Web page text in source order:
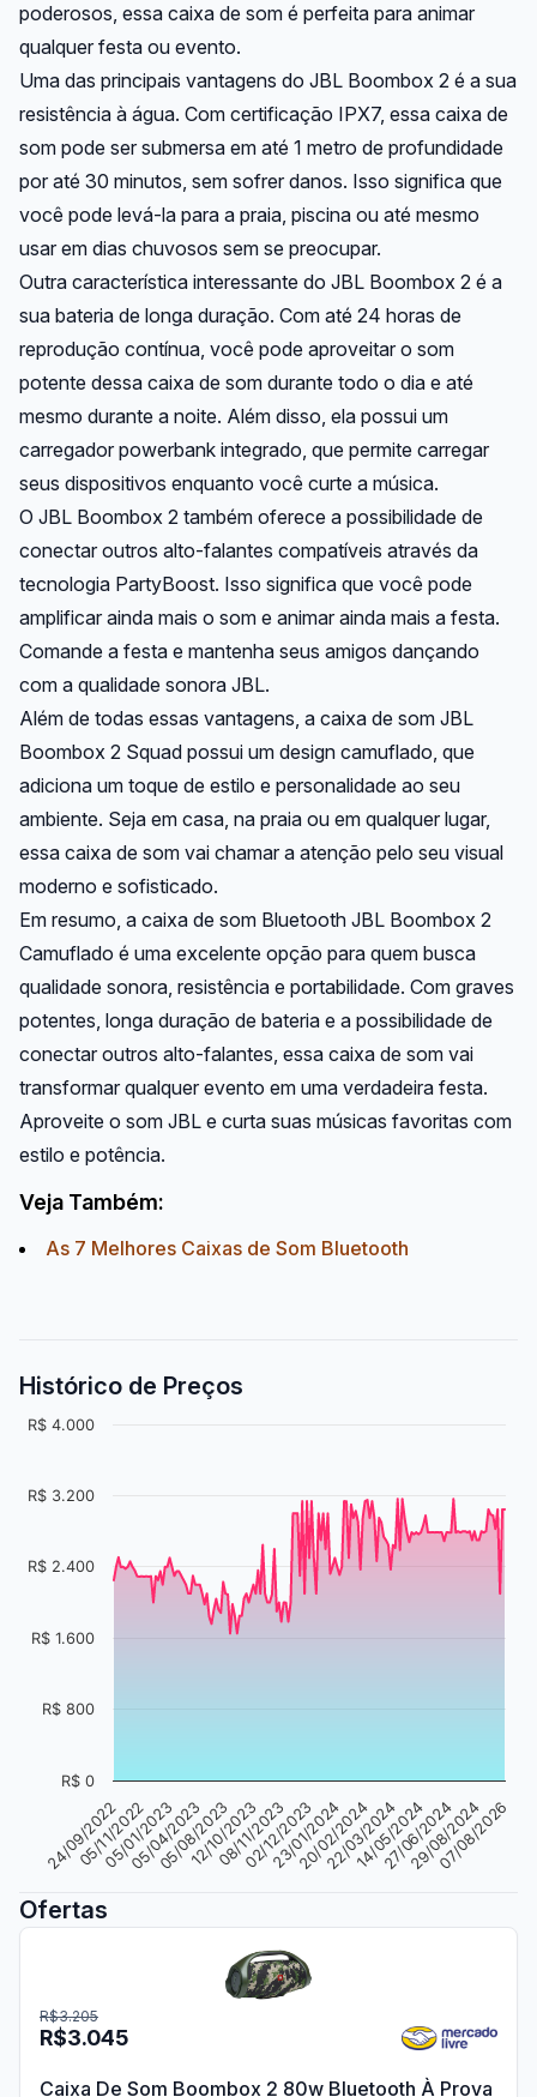
poderosos, essa caixa de som é perfeita para animar
qualquer festa ou evento.
Uma das principais vantagens do JBL Boombox 2 é a sua
resistência à água. Com certificação IPX7, essa caixa de
som pode ser submersa em até 1 metro de profundidade
por até 30 minutos, sem sofrer danos. Isso significa que
você pode levá-la para a praia, piscina ou até mesmo
usar em dias chuvosos sem se preocupar.
Outra característica interessante do JBL Boombox 2 é a
sua bateria de longa duração. Com até 24 horas de
reprodução contínua, você pode aproveitar o som
potente dessa caixa de som durante todo o dia e até
mesmo durante a noite. Além disso, ela possui um
carregador powerbank integrado, que permite carregar
seus dispositivos enquanto você curte a música.
O JBL Boombox 2 também oferece a possibilidade de
conectar outros alto-falantes compatíveis através da
tecnologia PartyBoost. Isso significa que você pode
amplificar ainda mais o som e animar ainda mais a festa.
Comande a festa e mantenha seus amigos dançando
com a qualidade sonora JBL.
Além de todas essas vantagens, a caixa de som JBL
Boombox 2 Squad possui um design camuflado, que
adiciona um toque de estilo e personalidade ao seu
ambiente. Seja em casa, na praia ou em qualquer lugar,
essa caixa de som vai chamar a atenção pelo seu visual
moderno e sofisticado.
Em resumo, a caixa de som Bluetooth JBL Boombox 2
Camuflado é uma excelente opção para quem busca
qualidade sonora, resistência e portabilidade. Com graves
potentes, longa duração de bateria e a possibilidade de
conectar outros alto-falantes, essa caixa de som vai
transformar qualquer evento em uma verdadeira festa.
Aproveite o som JBL e curta suas músicas favoritas com
estilo e potência.
Veja Também:
As 7 Melhores Caixas de Som Bluetooth
Histórico de Preços
24/09/2022
05/11/2022
05/01/2023
05/04/2023
05/08/2023
12/10/2023
08/11/2023
02/12/2023
23/01/2024
20/02/2024
22/03/2024
14/05/2024
27/06/2024
29/08/2024
07/08/2026
R$ 0
R$ 800
R$ 1.600
R$ 2.400
R$ 3.200
R$ 4.000
Ofertas
R$3.045
R$3.205
Caixa De Som Boombox 2 80w Bluetooth À Prova